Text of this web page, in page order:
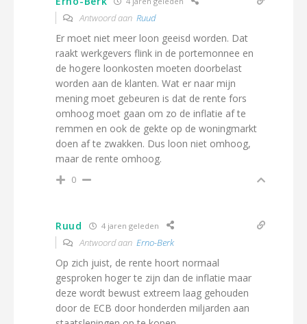
Antwoord aan Ruud
Er moet niet meer loon geeisd worden. Dat
raakt werkgevers flink in de portemonnee en
de hogere loonkosten moeten doorbelast
worden aan de klanten. Wat er naar mijn
mening moet gebeuren is dat de rente fors
omhoog moet gaan om zo de inflatie af te
remmen en ook de gekte op de woningmarkt
doen af te zwakken. Dus loon niet omhoog,
maar de rente omhoog.
0
Ruud 4 jaren geleden
Antwoord aan Erno-Berk
Op zich juist, de rente hoort normaal
gesproken hoger te zijn dan de inflatie maar
deze wordt bewust extreem laag gehouden
door de ECB door honderden miljarden aan